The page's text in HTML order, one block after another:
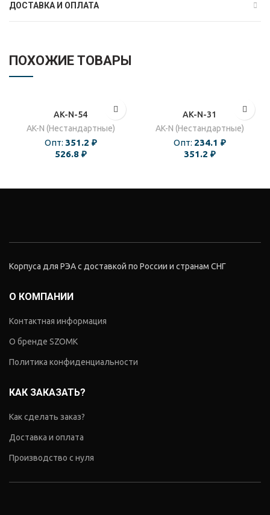
ДОСТАВКА И ОПЛАТА
ПОХОЖИЕ ТОВАРЫ
AK-N-54
AK-N (Нестандартные)
526.8 ₽
Опт: 351.2 ₽
AK-N-31
AK-N (Нестандартные)
351.2 ₽
Опт: 234.1 ₽
Корпуса для РЭА с доставкой по России и странам СНГ
О КОМПАНИИ
Контактная информация
О бренде SZOMK
Политика конфиденциальности
КАК ЗАКАЗАТЬ?
Как сделать заказ?
Доставка и оплата
Производство с нуля